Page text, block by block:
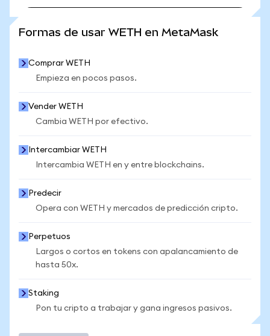
Formas de usar WETH en MetaMask
Comprar WETH
Empieza en pocos pasos.
Vender WETH
Cambia WETH por efectivo.
Intercambiar WETH
Intercambia WETH en y entre blockchains.
Predecir
Opera con WETH y mercados de predicción cripto.
Perpetuos
Largos o cortos en tokens con apalancamiento de
hasta 50x.
Staking
Pon tu cripto a trabajar y gana ingresos pasivos.